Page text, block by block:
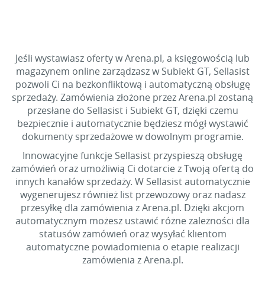
Jeśli wystawiasz oferty w Arena.pl, a księgowością lub
magazynem online zarządzasz w Subiekt GT, Sellasist
pozwoli Ci na bezkonfliktową i automatyczną obsługę
sprzedaży. Zamówienia złożone przez Arena.pl zostaną
przesłane do Sellasist i Subiekt GT, dzięki czemu
bezpiecznie i automatycznie będziesz mógł wystawić
dokumenty sprzedażowe w dowolnym programie.
Innowacyjne funkcje Sellasist przyspieszą obsługę
zamówień oraz umożliwią Ci dotarcie z Twoją ofertą do
innych kanałów sprzedaży. W Sellasist automatycznie
wygenerujesz również list przewozowy oraz nadasz
przesyłkę dla zamówienia z Arena.pl. Dzięki akcjom
automatycznym możesz ustawić różne zależności dla
statusów zamówień oraz wysyłać klientom
automatyczne powiadomienia o etapie realizacji
zamówienia z Arena.pl.